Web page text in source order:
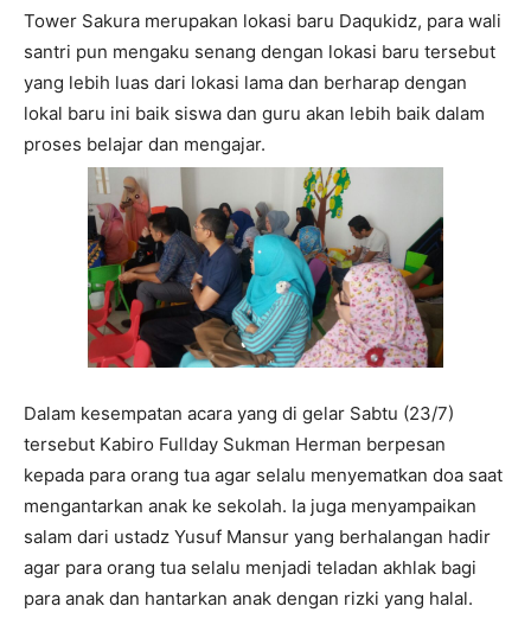
Tower Sakura merupakan lokasi baru Daqukidz, para wali
santri pun mengaku senang dengan lokasi baru tersebut
yang lebih luas dari lokasi lama dan berharap dengan
lokal baru ini baik siswa dan guru akan lebih baik dalam
proses belajar dan mengajar.
Dalam kesempatan acara yang di gelar Sabtu (23/7)
tersebut Kabiro Fullday Sukman Herman berpesan
kepada para orang tua agar selalu menyematkan doa saat
mengantarkan anak ke sekolah. Ia juga menyampaikan
salam dari ustadz Yusuf Mansur yang berhalangan hadir
agar para orang tua selalu menjadi teladan akhlak bagi
para anak dan hantarkan anak dengan rizki yang halal.